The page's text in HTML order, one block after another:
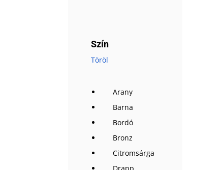
Szín
Töröl
Arany
Barna
Bordó
Bronz
Citromsárga